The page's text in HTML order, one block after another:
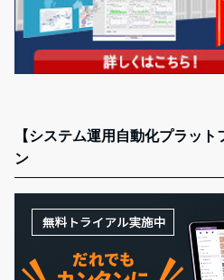
【システム運用自動化プラッ
ン